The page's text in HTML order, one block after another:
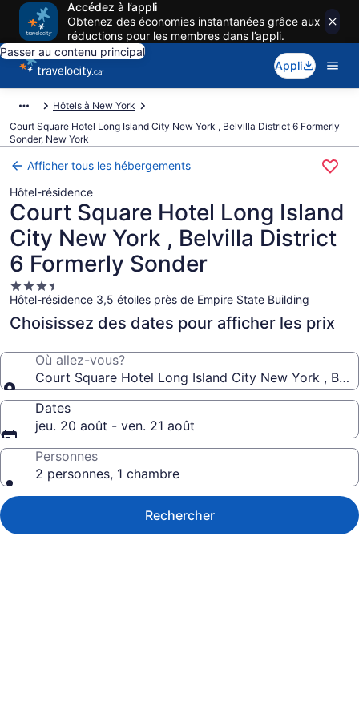
Accédez à l’appli
Obtenez des économies instantanées grâce aux
réductions pour les membres dans l’appli.
Passer au contenu principal
Appli
Hôtels à New York
Court Square Hotel Long Island City New York , Belvilla District 6 Formerly
Sonder, New York
Afficher tous les hébergements
Hôtel-résidence
Court Square Hotel Long Island
City New York , Belvilla District
6 Formerly Sonder
Hébergement
3.5 étoiles
Hôtel-résidence 3,5 étoiles près de Empire State Building
Choisissez des dates pour afficher les prix
Où allez-vous?
Court Square Hotel Long Island City New York ,
Dates
jeu. 20 août - ven. 21 août
Personnes
2 personnes, 1 chambre
Rechercher